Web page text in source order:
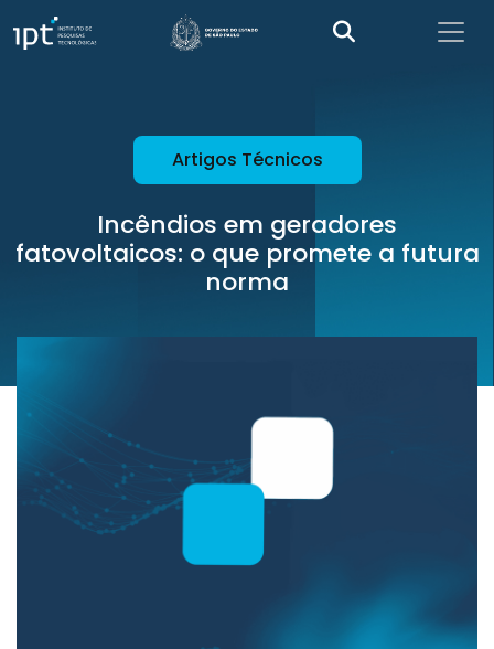
Artigos Técnicos
Incêndios em geradores
fatovoltaicos: o que promete a futura
norma